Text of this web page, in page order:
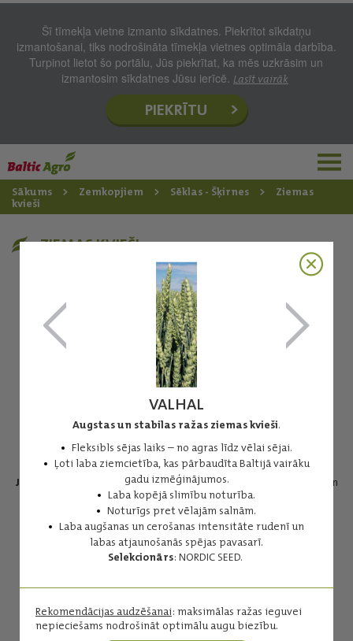
Šī tīmekļa vietne izmanto sīkdatnes. Piekrītot sīkdatņu
izmantošanai, tiks nodrošināta tīmekļa vietnes optimāla darbība.
Turpinot lietot šo portālu, Jūs piekrītat, ka mēs uzkrāsim un
izmantosim sīkdatnes Jūsu ierīcē. Lasīt vairāk
PIEKRĪTU
Sākums Zemkopjiem Sēklas - Šķirnes
Ziemas
kvieši
VALHAL
Augstas un stabilas ražas ziemas kvieši.
Fleksibls sējas laiks – no agras līdz vēlai sējai.
Ļoti laba ziemcietība, kas pārbaudīta Baltijā vairāku
gadu izmēģinājumos.
Laba kopējā slimību noturība.
Noturīgs pret vēlajām salnām.
Laba augšanas un cerošanas intensitāte rudenī un
labas atjaunošanās spējas pavasarī.
Selekcionārs: NORDIC SEED.
Rekomendācijas audzēšanai: maksimālas ražas ieguvei
nepieciešams nodrošināt optimālu augu biezību.
ZIEMAS KVIEŠI
LG OPIMIST
Jauna, augstražīga A klases šķirnear stabilu krišanas skaitli un
tā noturību.
Vidēji agrīna nogatavošanās un labva ziemcietība.
Ģenētiski labāka noturība pret stiebru lūšanu (Pch1 gēns).
Elastīga attiecībā uz sējas laiku un priekšaugu (kvieši pēc
Lasīt vairāk